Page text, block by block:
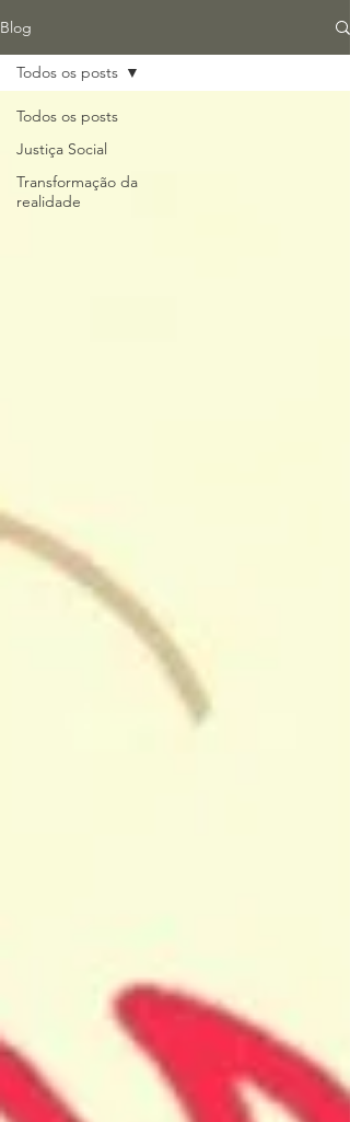
Blog
Todos os posts
Justiça Social
Transformação da
realidade
Todos os posts